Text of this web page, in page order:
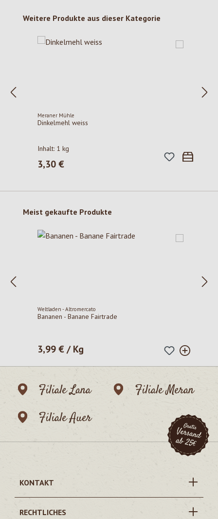
Produktgalerie überspringen
Weitere Produkte aus dieser Kategorie
Meraner Mühle
Dinkelmehl weiss
Inhalt: 1 kg
Regulärer Preis:
3,30 €
Produktgalerie überspringen
Meist gekaufte Produkte
Weltladen - Altromercato
Bananen - Banane Fairtrade
Regulärer Preis:
3,99 € / Kg
Filiale Lana
Filiale Meran
Filiale Auer
KONTAKT
RECHTLICHES